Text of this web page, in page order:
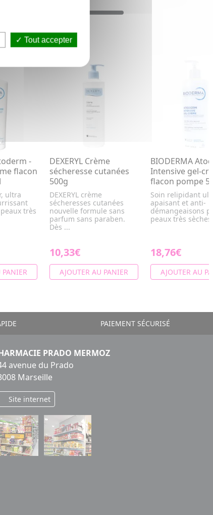
-
flacon
ultra
très
PANIER
DEXERYL Crème
sécheresse cutanées
500g
DEXERYL crème
sécheresses cutanées
nouvelle formule sans
parfum sans paraben.
Dès ...
10,33€
AJOUTER AU PANIER
BIODERMA
Intensive gel-
flacon pompe
Soin relipidant
apaisant et anti-
démangeaisons
peaux très
18,76€
AJOUTER AU
PAIEMENT SÉCURISÉ
PRADO MERMOZ
avenue du Prado
Marseille
Site internet
Tout accepter